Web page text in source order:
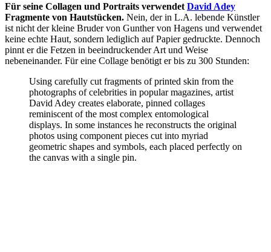
Für seine Collagen und Portraits verwendet David Adey
Fragmente von Hautstücken. Nein, der in L.A. lebende Künstler
ist nicht der kleine Bruder von Gunther von Hagens und verwendet
keine echte Haut, sondern lediglich auf Papier gedruckte. Dennoch
pinnt er die Fetzen in beeindruckender Art und Weise
nebeneinander. Für eine Collage benötigt er bis zu 300 Stunden:
Using carefully cut fragments of printed skin from the
photographs of celebrities in popular magazines, artist
David Adey creates elaborate, pinned collages
reminiscent of the most complex entomological
displays. In some instances he reconstructs the original
photos using component pieces cut into myriad
geometric shapes and symbols, each placed perfectly on
the canvas with a single pin.